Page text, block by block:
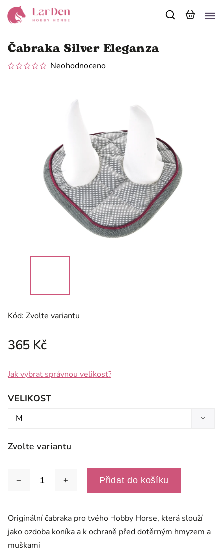
Čabraka Silver Eleganza
Neohodnoceno
Kód: Zvolte variantu
365 Kč
Zvolte variantu
Jak vybrat správnou velikost?
VELIKOST
Přidat do košíku
Originální čabraka pro tvého Hobby Horse, která slouží
jako ozdoba koníka a k ochraně před dotěrným hmyzem a
muškami